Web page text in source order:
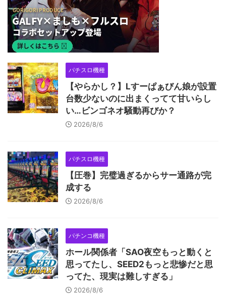
パチスロ機種
【やらかし？】Lすーぱぁびん娘が設置
台数少ないのに出まくってて甘いらし
い…ビンゴネオ騒動再びか？
2026/8/6
パチスロ機種
【圧巻】完璧過ぎるからサー通路が完
成する
2026/8/6
パチンコ機種
ホール関係者「SAO夜空もっと動くと
思ってたし、SEED2もっと悲惨だと思
ってた、現実は難しすぎる」
2026/8/6